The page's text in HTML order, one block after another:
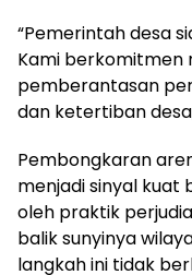
“Pemerintah desa
Kami berkomitmen
pemberantasan
dan ketertiban
Pembongkaran
menjadi sinyal
oleh praktik
balik sunyinya
langkah ini tidak